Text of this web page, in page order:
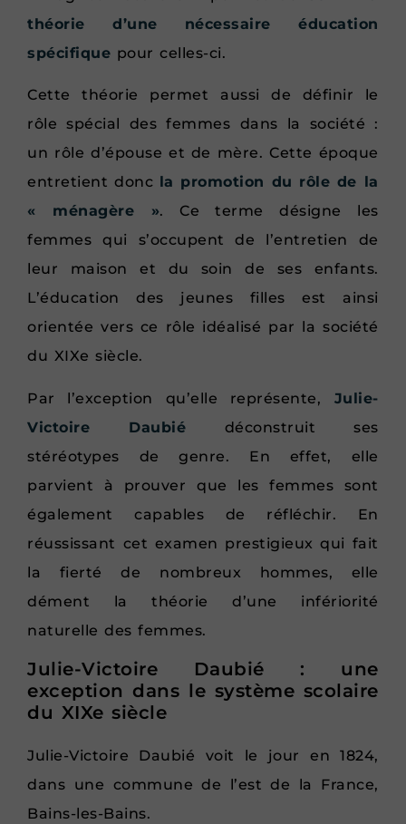
théorie d’une nécessaire éducation
spécifique pour celles-ci.
Cette théorie permet aussi de définir le
rôle spécial des femmes dans la société :
un rôle d’épouse et de mère. Cette époque
entretient donc
la promotion du rôle de la
« ménagère ». Ce terme désigne les
femmes qui s’occupent de l’entretien de
leur maison et du soin de ses enfants.
L’éducation des jeunes filles est ainsi
orientée vers ce rôle idéalisé par la société
du XIXe siècle.
Par l’exception qu’elle représente, Julie-
Victoire Daubié déconstruit ses
stéréotypes de genre. En effet, elle
parvient à prouver que les femmes sont
également capables de réfléchir. En
réussissant cet examen prestigieux qui fait
la fierté de nombreux hommes, elle
dément la théorie d’une infériorité
naturelle des femmes.
Julie-Victoire Daubié : une
exception dans le système scolaire
du XIXe siècle
Julie-Victoire Daubié voit le jour en 1824,
dans une commune de l’est de la France,
Bains-les-Bains.